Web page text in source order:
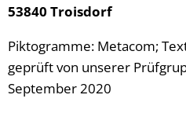
53840 Troisdorf
Piktogramme: Metacom;
geprüft von unserer
September 2020